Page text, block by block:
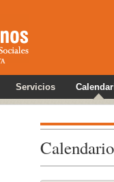
Servicios